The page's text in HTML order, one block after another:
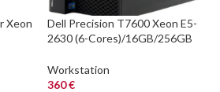
Xeon
Dell Precision T7600 Xeon E5-
2630 (6-Cores)/16GB/256GB
NVS 310 512MB
Workstation
360€